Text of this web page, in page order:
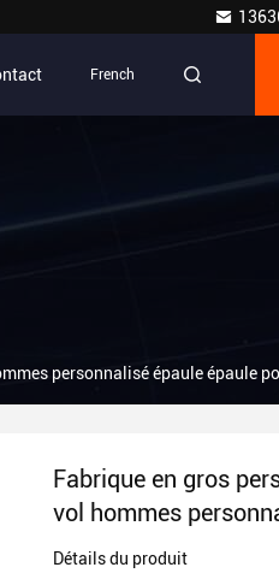
French
personnalisé épaule épaule
Fabrique en gros
vol hommes
crossbody sac à
Détails du produit